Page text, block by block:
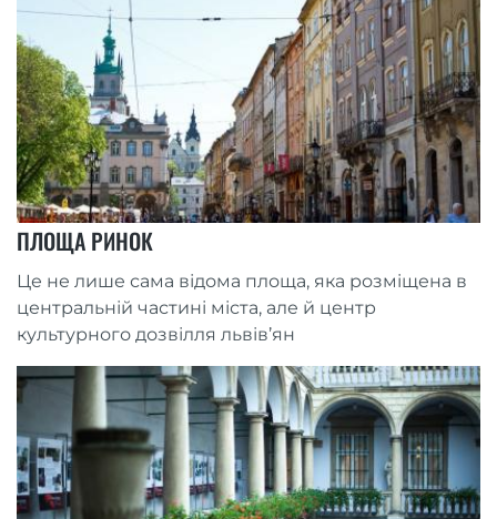
ПЛОЩА РИНОК
Це не лише сама відома площа, яка розміщена в
центральній частині міста, але й центр
культурного дозвілля львів’ян